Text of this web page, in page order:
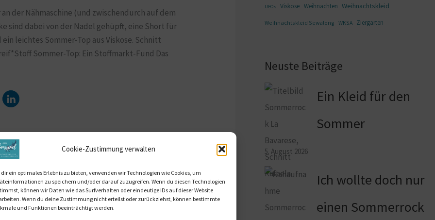
Cookie-Zustimmung verwalten
dir ein optimales Erlebnis zu bieten, verwenden wir Technologien wie Cookies, um
zu speichern und/oder darauf zuzugreifen. Wenn du diesen Technologien
können wir Daten wie das Surfverhalten oder eindeutige IDs auf dieser Website
Wenn du deine Zustimmung nicht erteilst oder zurückziehst, können bestimmte
und Funktionen beeinträchtigt werden.
der Nähmaschine (und zwischendurch auf dem
sind dabei von der Nadel gehüpft, eine Short für
leichtes Sommer-Top aus Viskose. Schnitt
Sommer-Top: Ein Stoffmarkt-Fund Das
UFOs Viskose Weihnachten Weihnachtskleid
Weihnachtskleid Sewalong WKSA Ziergarten
Neuste Beiträge
Ein Kleid für den
Sommer
5. August 2026
Ich wollte doch nur
einen Sommerrock